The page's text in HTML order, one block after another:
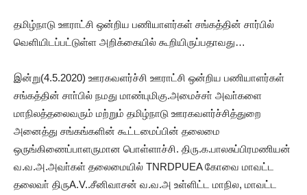
தமிழ்நாடு ஊராட்சி ஒன்றிய பணியாளர்கள் சங்கத்தின் சார்பில்
வெளியிடப்பட்டுள்ள அறிக்கையில் கூறியிருப்பதாவது…
இன்று(4.5.2020) ஊரகவளர்ச்சி ஊராட்சி ஒன்றிய பணியாளர்கள்
சங்கத்தின் சாா்பில் நமது மாண்புமிகு.அமைச்சா் அவா்களை
மாநிலத்தலைவரும் மற்றும் தமிழ்நாடு ஊரகவளர்ச்சித்துறை
அனைத்து சங்கங்களின் கூட்டமைப்பின் தலைமை
ஒருங்கிணைப்பாளருமான பொள்ளாச்சி. திரு.க.பாலசுப்பிரமணியன்
வ.வ.அ.அவா்கள் தலைமையில் TNRDPUEA கோவை மாவட்ட
தலைவா் திருA.V..சீனிவாசன் வ.வ.அ உள்ளிட்ட மாநில, மாவட்ட